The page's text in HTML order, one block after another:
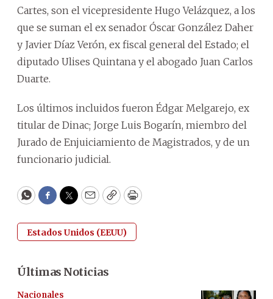
Cartes, son el vicepresidente Hugo Velázquez, a los
que se suman el ex senador Óscar González Daher
y Javier Díaz Verón, ex fiscal general del Estado; el
diputado Ulises Quintana y el abogado Juan Carlos
Duarte.
Los últimos incluidos fueron Édgar Melgarejo, ex
titular de Dinac; Jorge Luis Bogarín, miembro del
Jurado de Enjuiciamiento de Magistrados, y de un
funcionario judicial.
WhatsApp
Facebook
Twitter
EmailCopyPrint
Estados Unidos (EEUU)
Últimas Noticias
Nacionales